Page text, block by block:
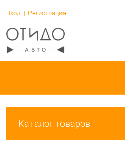
Вход Регистрация
Каталог товаров